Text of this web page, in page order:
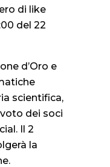
di like
del 22
d’Oro e
scientifica,
dei soci
Il 2
la